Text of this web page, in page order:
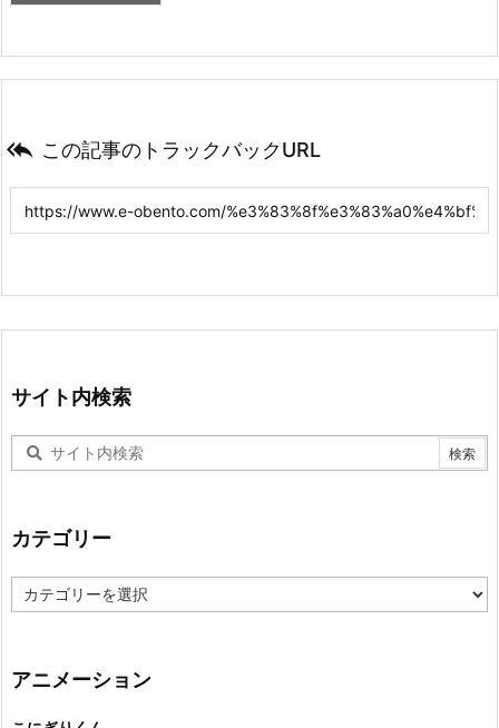
 この記事のトラックバックURL
サイト内検索
カテゴリー
テ
ー
アニメーション